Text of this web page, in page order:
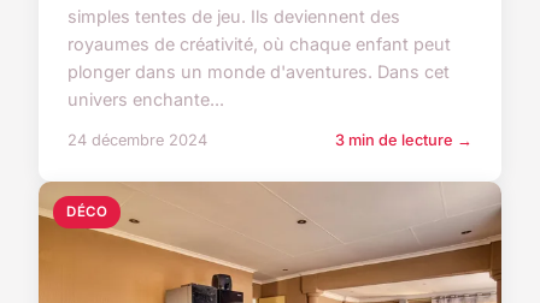
simples tentes de jeu. Ils deviennent des
royaumes de créativité, où chaque enfant peut
plonger dans un monde d'aventures. Dans cet
univers enchante...
24 décembre 2024 3 min de lecture →
DÉCO